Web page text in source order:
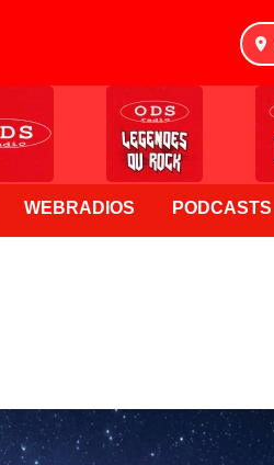
WEBRADIOS PODCASTS